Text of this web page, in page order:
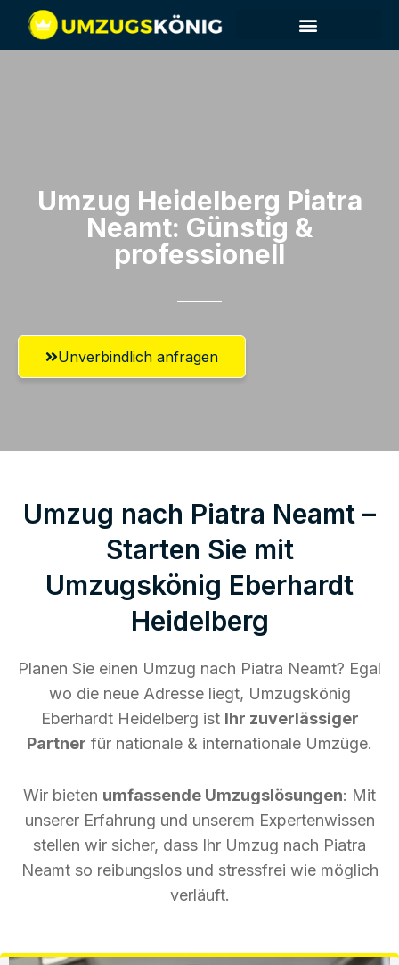
Umzug Heidelberg​ Piatra
Neamt: Günstig &
professionell​
Unverbindlich anfragen
Umzug nach Piatra Neamt –
Starten Sie mit
Umzugskönig Eberhardt
Heidelberg
Planen Sie einen Umzug nach Piatra Neamt? Egal
wo die neue Adresse liegt, Umzugskönig
Eberhardt Heidelberg ist Ihr zuverlässiger
Partner für nationale & internationale Umzüge.
Wir bieten umfassende Umzugslösungen: Mit
unserer Erfahrung und unserem Expertenwissen
stellen wir sicher, dass Ihr Umzug nach Piatra
Neamt so reibungslos und stressfrei wie möglich
verläuft.